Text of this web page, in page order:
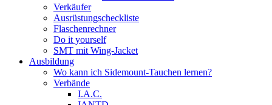
Verkäufer
Ausrüstungscheckliste
Flaschenrechner
Do it yourself
SMT mit Wing-Jacket
Ausbildung
Wo kann ich Sidemount-Tauchen lernen?
Verbände
I.A.C.